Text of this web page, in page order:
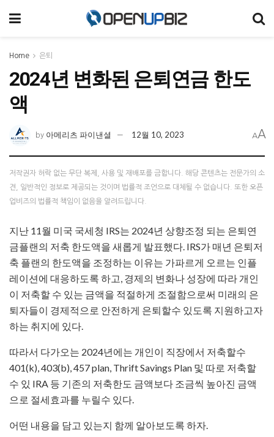
Home 은퇴
2024년 변화된 은퇴연금 한도
액
by 아메리츠 파이낸셜 12월 10, 2023 AA
저작권자 허락 없는 무단 복제, 사용 및 재배포를 금합니다. 해당 콘텐츠는 전문가의 소
견, 일반적인 정보로 제공되는 것이며 법률적 조언으로 대체될 수 없습니다. 또한 오픈
업비즈의 법률적 책임이 없음을 알려드립니다.
지난 11월 미국 국세청 IRS는 2024년 상향조정 되는 은퇴연
금플랜의 저축 한도액을 새롭게 발표했다. IRS가 매년 은퇴저
축 플랜의 한도액을 조정하는 이유는 가파르게 오르는 인플
레이션에 대응하도록 하고, 경제의 변화나 성장에 따라 개인
이 저축할 수 있는 금액을 적절하게 조절함으로써 미래의 은
퇴자들이 경제적으로 안전하게 은퇴할수 있도록 지원하고자
하는 취지에 있다.
따라서 다가오는 2024년에는 개인이 직장에서 저축할수
401(k), 403(b), 457 plan, Thrift Savings Plan 및 따로 저축할
수 있 IRA 등 기존의 저축한도 금액보다 조금씩 높아진 금액
으로 절세효과를 누릴수 있다.
어떤 내용을 담고 있는지 함께 알아보도록 하자.